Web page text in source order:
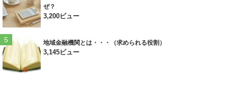
ぜ？
3,200ビュー
地域金融機関とは・・・（求められる役割）
3,145ビュー